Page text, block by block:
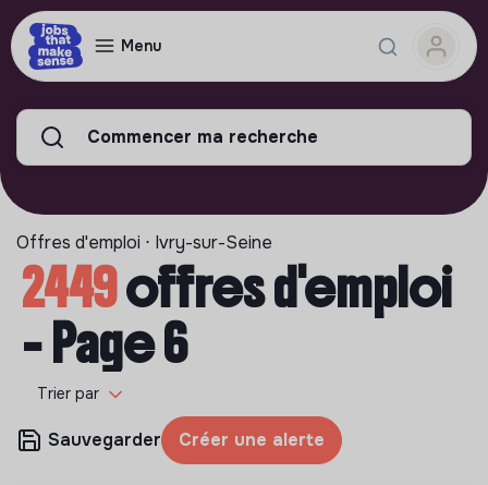
Menu
Commencer ma recherche
Offres d'emploi ⋅ Ivry-sur-Seine
2449offres d'emploi
- Page 6
Trier par
Sauvegarder Créer une alerte